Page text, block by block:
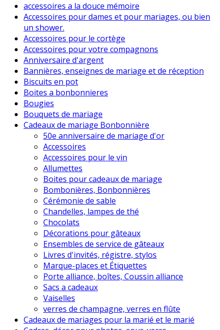
accessoires a la douce mémoire
Accessoires pour dames et pour mariages, ou bien
un shower.
Accessoires pour le cortège
Accessoires pour votre compagnons
Anniversaire d'argent
Bannières, enseignes de mariage et de réception
Biscuits en pot
Boites a bonbonnieres
Bougies
Bouquets de mariage
Cadeaux de mariage Bonbonnière
50e anniversaire de mariage d'or
Accessoires
Accessoires pour le vin
Allumettes
Boites pour cadeaux de mariage
Bombonières, Bonbonnières
Cérémonie de sable
Chandelles, lampes de thé
Chocolats
Décorations pour gâteaux
Ensembles de service de gâteaux
Livres d'invités, régistre, stylos
Marque-places et Étiquettes
Porte alliance, boîtes, Coussin alliance
Sacs a cadeaux
Vaiselles
verres de champagne, verres en flûte
Cadeaux de mariages pour la marié et le marié